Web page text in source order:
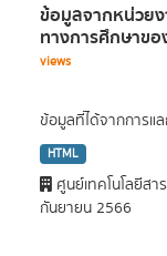
ข้อมูลจากหน่วยง
ทางการศึกษาขอ
views
ข้อมูลที่ได้จากการแ
HTML
ศูนย์เทคโนโลยีส
กันยายน 2566